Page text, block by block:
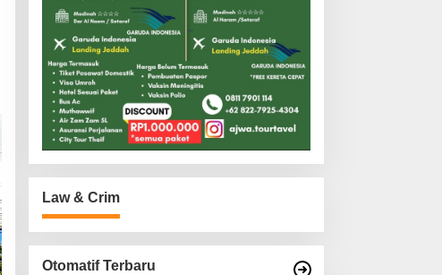
Law & Crim
Otomatif Terbaru